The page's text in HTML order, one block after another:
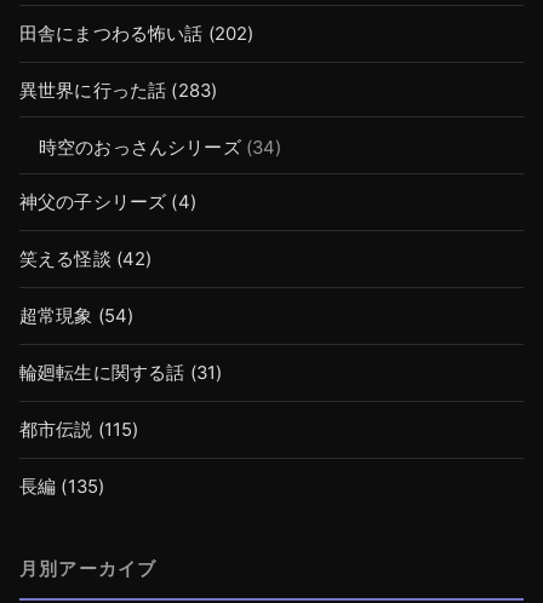
田舎にまつわる怖い話 (202)
異世界に行った話 (283)
時空のおっさんシリーズ(34)
神父の子シリーズ (4)
笑える怪談 (42)
超常現象 (54)
輪廻転生に関する話 (31)
都市伝説 (115)
長編 (135)
月別アーカイブ